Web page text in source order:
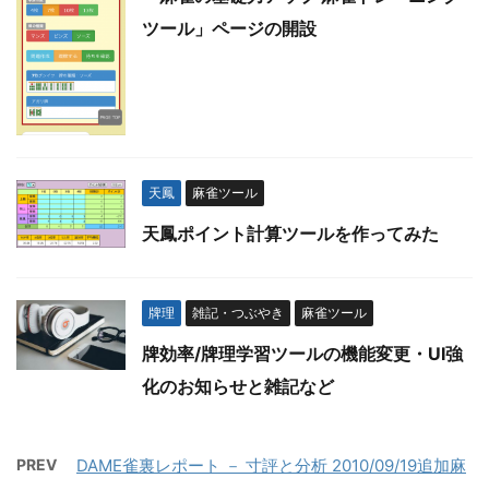
ツール」ページの開設
天鳳 麻雀ツール
天鳳ポイント計算ツールを作ってみた
牌理 雑記・つぶやき 麻雀ツール
牌効率/牌理学習ツールの機能変更・UI強
化のお知らせと雑記など
PREV
DAME雀裏レポート － 寸評と分析 2010/09/19追加麻